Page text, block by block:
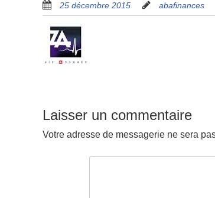
25 décembre 2015 abafinances
Laisser un commentaire
Votre adresse de messagerie ne sera